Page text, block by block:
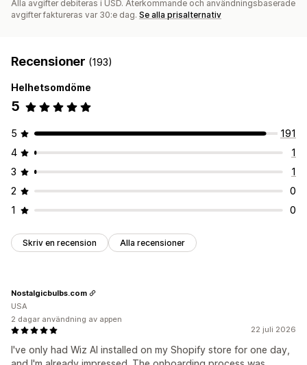
Alla avgifter debiteras i USD. Återkommande och användningsbaserade
avgifter faktureras var 30:e dag. Se alla prisalternativ
Recensioner (193)
Helhetsomdöme
5
5
191
4
1
3
1
2
0
1
0
Skriv en recension Alla recensioner
22 juli 2026
I've only had Wiz AI installed on my Shopify store for one day,
Nostalgicbulbs.com
USA
2 dagar användning av appen